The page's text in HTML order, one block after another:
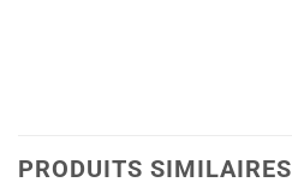
PRODUITS SIMILAIRES